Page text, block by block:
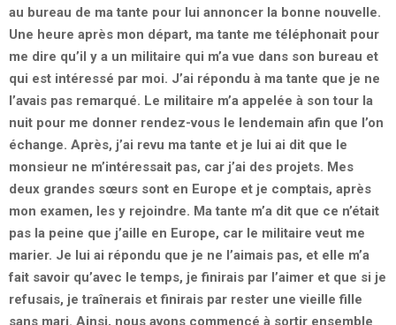
au bureau de ma tante pour lui annoncer la bonne nouvelle.
Une heure après mon départ, ma tante me téléphonait pour
me dire qu’il y a un militaire qui m’a vue dans son bureau et
qui est intéressé par moi. J’ai répondu à ma tante que je ne
l’avais pas remarqué. Le militaire m’a appelée à son tour la
nuit pour me donner rendez-vous le lendemain afin que l’on
échange. Après, j’ai revu ma tante et je lui ai dit que le
monsieur ne m’intéressait pas, car j’ai des projets. Mes
deux grandes sœurs sont en Europe et je comptais, après
mon examen, les y rejoindre. Ma tante m’a dit que ce n’était
pas la peine que j’aille en Europe, car le militaire veut me
marier. Je lui ai répondu que je ne l’aimais pas, et elle m’a
fait savoir qu’avec le temps, je finirais par l’aimer et que si je
refusais, je traînerais et finirais par rester une vieille fille
sans mari. Ainsi, nous avons commencé à sortir ensemble